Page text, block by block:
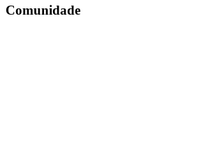
Comunidade